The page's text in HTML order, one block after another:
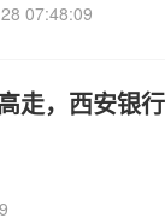
07:48:09
走，西安银